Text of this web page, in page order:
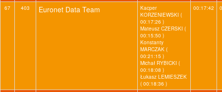
67 403 Euronet Data Team
Kacper
KORZENIEWSKI (
00:17:26 )
Mateusz CZERSKI (
00:15:50 )
Konstanty
MARCZAK (
00:21:15 )
Michał RYBICKI (
00:18:08 )
Łukasz LEMIESZEK
( 00:18:36 )
00:17:42